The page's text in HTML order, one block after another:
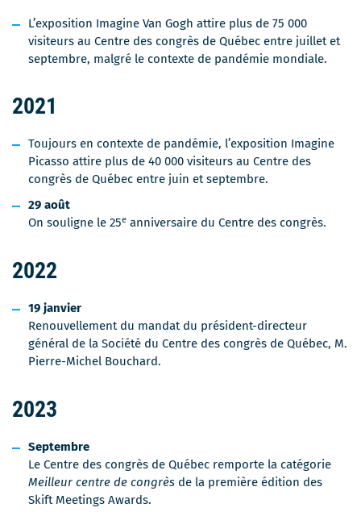
L’exposition Imagine Van Gogh attire plus de 75 000
visiteurs au Centre des congrès de Québec entre juillet et
septembre, malgré le contexte de pandémie mondiale.
2021
Toujours en contexte de pandémie, l’exposition Imagine
Picasso attire plus de 40 000 visiteurs au Centre des
congrès de Québec entre juin et septembre.
29 août
On souligne le 25e anniversaire du Centre des congrès.
2022
19 janvier
Renouvellement du mandat du président-directeur
général de la Société du Centre des congrès de Québec, M.
Pierre-Michel Bouchard.
2023
Septembre
Le Centre des congrès de Québec remporte la catégorie
Meilleur centre de congrès de la première édition des
Skift Meetings Awards.